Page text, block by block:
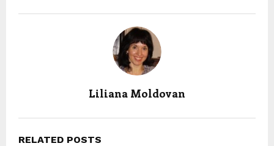
Liliana Moldovan
RELATED POSTS